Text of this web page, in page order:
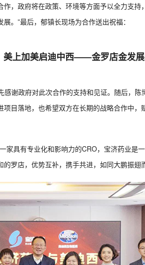
，政府将在政策、环境等方面予以全力支持
。”最后，郁镇长现场为合作送出祝福：
美上加美启迪中西——金罗店金发展
谢政府对此次合作的支持和见证。随后，陈
目落地，也希望双方在长期的战略合作中，
家具有专业化和影响力的CRO，宝济药业是
罗店，优势互补，携手共进，如同大鹏振翅